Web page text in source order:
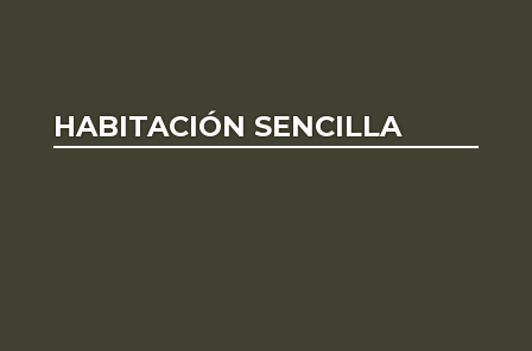
HABITACIÓN SENCILLA